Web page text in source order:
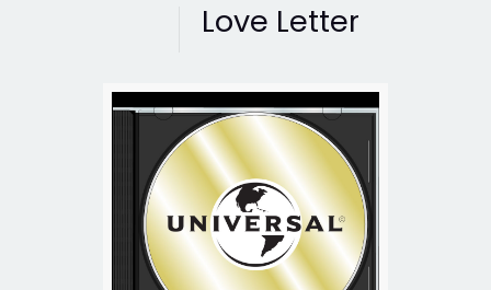
Love Letter